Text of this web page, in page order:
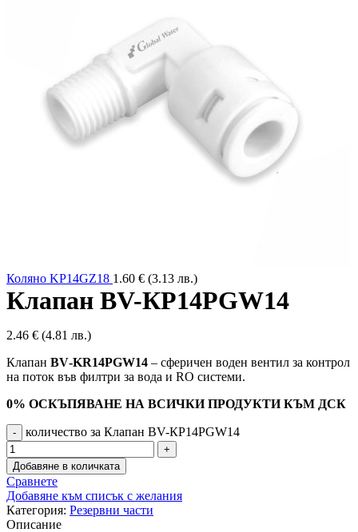
Коляно KP14GZ18 1.60 € (3.13 лв.)
Клапан BV-КР14PGW14
2.46 € (4.81 лв.)
Клапан BV‑KR14PGW14 – сферичен воден вентил за контрол
на поток във филтри за вода и RO системи.
0% ОСКЪПЯВАНЕ НА ВСИЧКИ ПРОДУКТИ КЪМ ДСК
количество за Клапан BV-КР14PGW14
Добавяне в количката
Сравнете
Добавяне към списък с желания
Категория: Резервни части
Описание